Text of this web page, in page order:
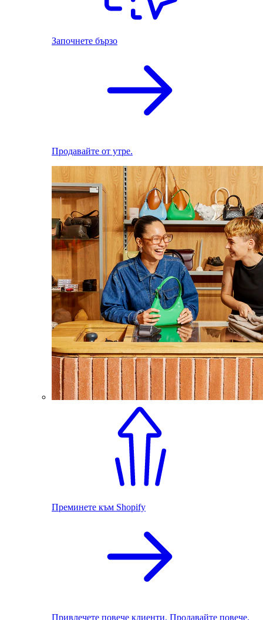
Започнете бързо
Продавайте от утре.
Преминете към Shopify
Привлечете повече клиенти. Продавайте повече.